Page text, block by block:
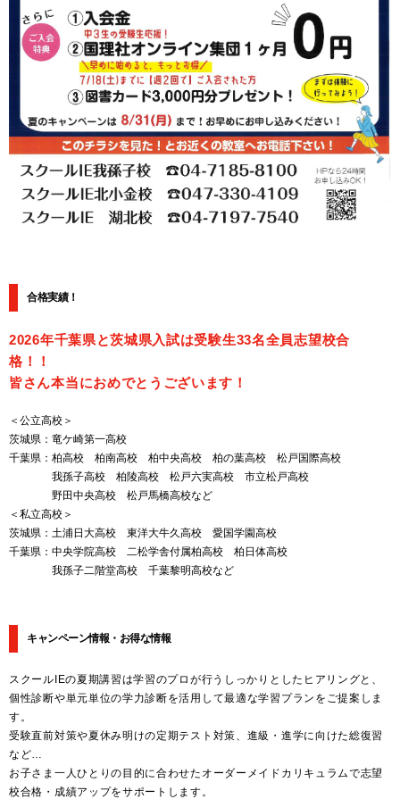
合格実績！
2026年千葉県と茨城県入試は受験生33名全員志望校合
格！！
皆さん本当におめでとうございます！
＜公立高校＞
茨城県：竜ケ崎第一高校
千葉県：柏高校 柏南高校 柏中央高校 柏の葉高校 松戸国際高校
我孫子高校 柏陵高校 松戸六実高校 市立松戸高校
野田中央高校 松戸馬橋高校など
＜私立高校＞
茨城県：土浦日大高校 東洋大牛久高校 愛国学園高校
千葉県：中央学院高校 二松学舎付属柏高校 柏日体高校
我孫子二階堂高校 千葉黎明高校など
キャンペーン情報・お得な情報
スクールIEの夏期講習は学習のプロが行うしっかりとしたヒアリングと、
個性診断や単元単位の学力診断を活用して最適な学習プランをご提案しま
す。
受験直前対策や夏休み明けの定期テスト対策、進級・進学に向けた総復習
など…
お子さま一人ひとりの目的に合わせたオーダーメイドカリキュラムで志望
校合格・成績アップをサポートします。